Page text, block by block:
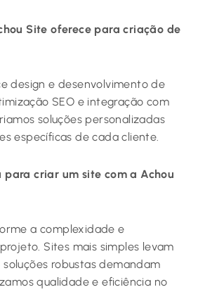
Site oferece para criação de
design e desenvolvimento de
SEO e integração com
soluções personalizadas
específicas de cada cliente.
criar um site com a Achou
a complexidade e
Sites mais simples levam
robustas demandam
qualidade e eficiência no